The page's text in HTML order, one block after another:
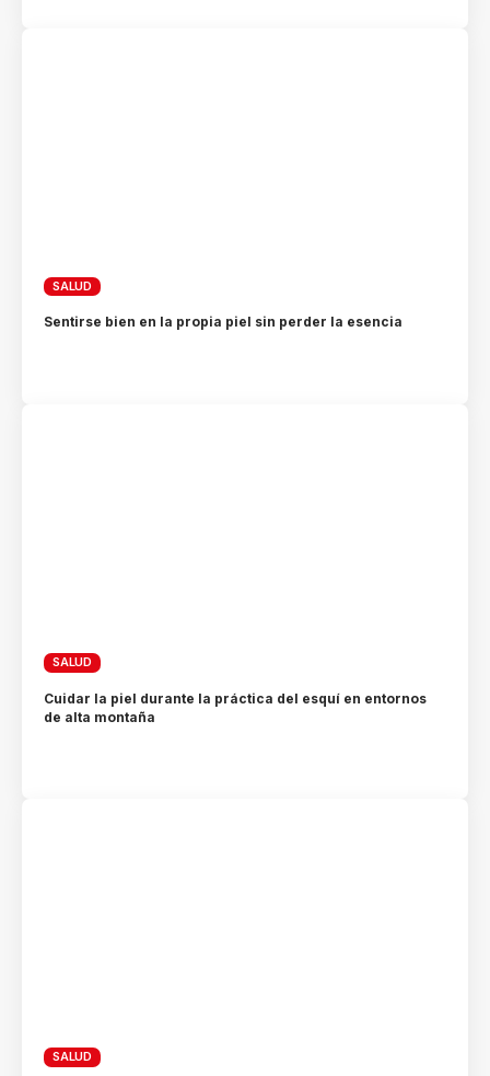
SALUD
Sentirse bien en la propia piel sin perder la esencia
SALUD
Cuidar la piel durante la práctica del esquí en entornos
de alta montaña
SALUD